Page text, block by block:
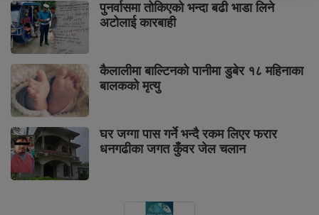
पुनर्वासमा तोकिएको भन्दा बढी भाडा लिने
अटोलाई कारबाही
कैलालीमा बाल्टिनको पानीमा डुबेर १८ महिनाका
बालकको मृत्यु
घर जग्गा पास गर्ने भन्दै रकम लिएर फरार
धनगढीका जगत कुँवर जेल चलान